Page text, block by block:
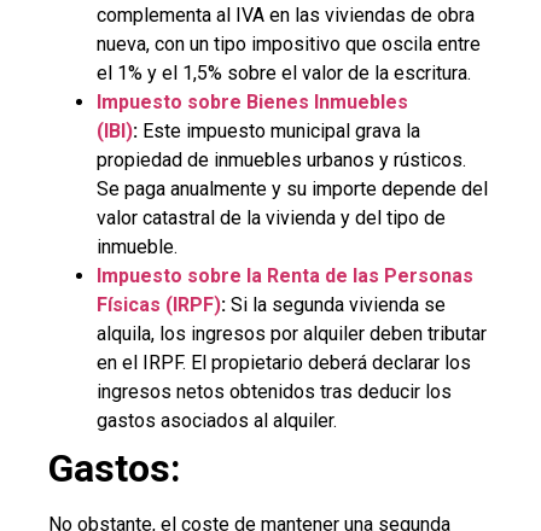
complementa al IVA en las viviendas de obra
nueva, con un tipo impositivo que oscila entre
el 1% y el 1,5% sobre el valor de la escritura.
Impuesto sobre Bienes Inmuebles
(IBI): Este impuesto municipal grava la
propiedad de inmuebles urbanos y rústicos.
Se paga anualmente y su importe depende del
valor catastral de la vivienda y del tipo de
inmueble.
Impuesto sobre la Renta de las Personas
Físicas (IRPF): Si la segunda vivienda se
alquila, los ingresos por alquiler deben tributar
en el IRPF. El propietario deberá declarar los
ingresos netos obtenidos tras deducir los
gastos asociados al alquiler.
Gastos:
No obstante, el coste de mantener una segunda